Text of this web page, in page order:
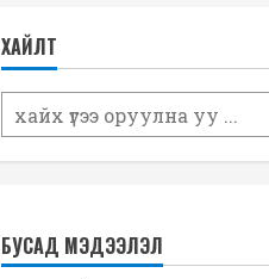
ХАЙЛТ
БУСАД МЭДЭЭЛЭЛ